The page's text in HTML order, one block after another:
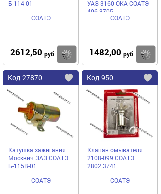
Б-114-01
СОАТЭ
2612,50 руб Купить
УАЗ-3160 ОКА СОАТЭ
406.3705
СОАТЭ
1482,00 руб
Код 27870
Добавить
избранное
Катушка зажигания
Москвич ЗАЗ СОАТЭ
Б-115В-01
СОАТЭ
Код 950
Клапан омывателя
2108-099 СОАТЭ
2802.3741
СОАТЭ